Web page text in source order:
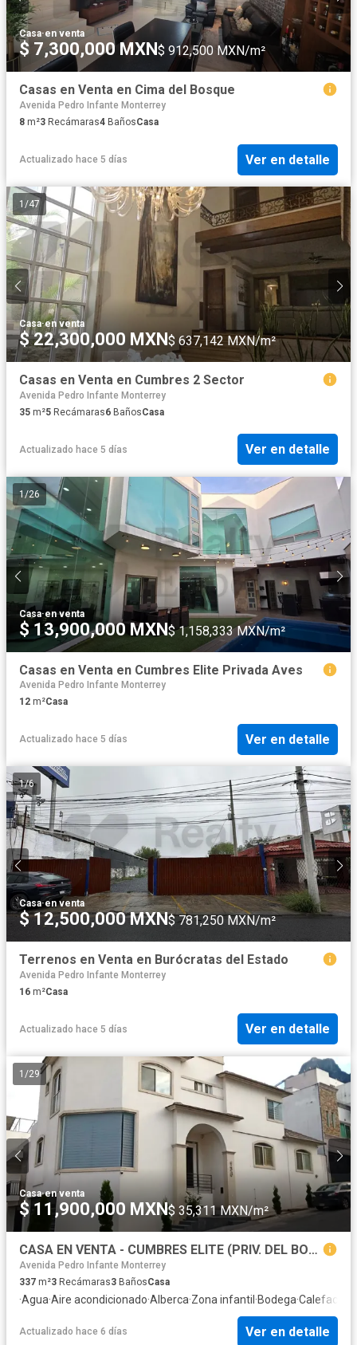
Casa·en venta
$ 7,300,000 MXN $ 912,500 MXN/m²
Casas en Venta en Cima del Bosque
Avenida Pedro Infante Monterrey
8 m²3 Recámaras4 BañosCasa
Actualizado hace 5 días Ver en detalle
1 /47
Casa·en venta
$ 22,300,000 MXN$ 637,142 MXN/m²
Casas en Venta en Cumbres 2 Sector
Avenida Pedro Infante Monterrey
35 m²5 Recámaras6 BañosCasa
Actualizado hace 5 días Ver en detalle
1 /26
Casa·en venta
$ 13,900,000 MXN$ 1,158,333 MXN/m²
Casas en Venta en Cumbres Elite Privada Aves
Avenida Pedro Infante Monterrey
12 m²Casa
Actualizado hace 5 días Ver en detalle
1/6
Casa·en venta
$ 12,500,000 MXN$ 781,250 MXN/m²
Terrenos en Venta en Burócratas del Estado
Avenida Pedro Infante Monterrey
16 m²Casa
Actualizado hace 5 días Ver en detalle
1 /29
Casa·en venta
$ 11,900,000 MXN$ 35,311 MXN/m²
CASA EN VENTA - CUMBRES ELITE (PRIV. DEL BOSQUE)
Avenida Pedro Infante Monterrey
337 m²3 Recámaras3 BañosCasa
·Agua·Aire acondicionado·Alberca·Zona infantil·Bodega·
Actualizado hace 6 días Ver en detalle